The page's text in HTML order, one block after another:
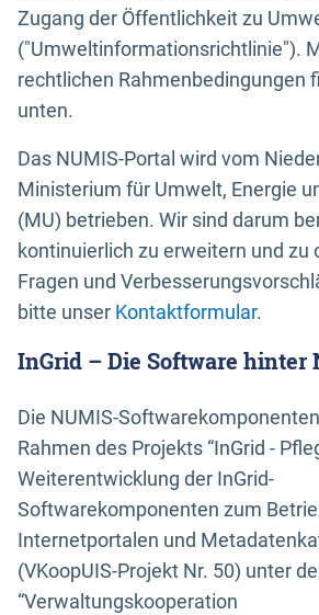
Zugang der Öffentlichkeit zu
("Umweltinformationsrichtlinie").
rechtlichen Rahmenbedingungen
unten.
Das NUMIS-Portal wird vom
Ministerium für Umwelt, Energie
(MU) betrieben. Wir sind darum
kontinuierlich zu erweitern und zu
Fragen und
bitte unser Kontaktformular.
InGrid – Die Software hinter
Die NUMIS-
Rahmen des Projekts “InGrid -
Weiterentwicklung der InGrid-
Softwarekomponenten zum
Internetportalen und
(VKoopUIS-Projekt Nr. 50) unter
“Verwaltungskooperation